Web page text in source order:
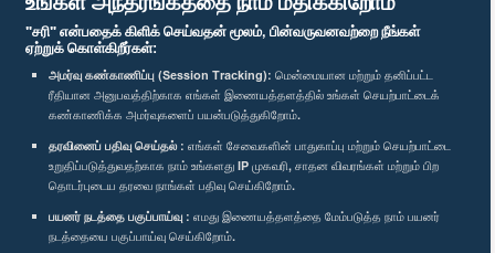
"சரி" என்பதைக் கிளிக் செய்வதன் மூலம், பின்வருவனவற்றை நீங்கள்
ஏற்றுக் கொள்கிறீர்கள்:
அமர்வு கண்காணிப்பு (Session Tracking): மென்மையான மற்றும் தனிப்பட்ட
ரீதியான அனுபவத்திற்காக எங்கள் இணையத்தளத்தில் உங்கள் செயற்பாட்டைக்
கண்காணிக்க அமர்வுகளைப் பயன்படுத்துகிறோம்.
தரவினைப் பதிவு செய்தல் : எங்கள் சேவைகளின் பாதுகாப்பு மற்றும் செயற்பாட்டை
உறுதிப்படுத்துவதற்காக நாம் உங்களது IP முகவரி, சாதன விவரங்கள் மற்றும் பிற
தொடர்புடைய தரவை நாங்கள் பதிவு செய்கிறோம்.
பயனர் நடத்தை பகுப்பாய்வு : எமது இணையத்தளத்தை மேம்படுத்த நாம் பயனர்
நடத்தையை பகுப்பாய்வு செய்கிறோம்.
எம்மை பின்தொடர்க :
விருதுகள்
தனியுரிமைக் கொள்கை